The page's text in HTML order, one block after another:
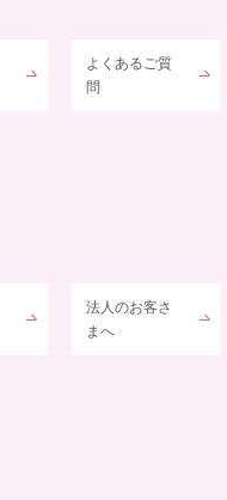
よくあるご質
問
法人のお客さ
まへ